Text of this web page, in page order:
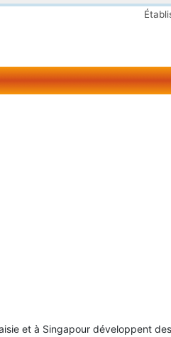
et à Singapour développent